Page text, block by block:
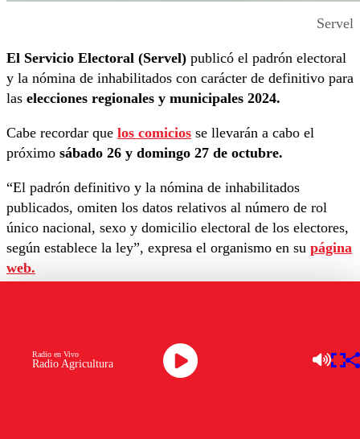
Servel
El Servicio Electoral (Servel) publicó el padrón electoral
y la nómina de inhabilitados con carácter de definitivo para
las elecciones regionales y municipales 2024.
Cabe recordar que los comicios se llevarán a cabo el
próximo sábado 26 y domingo 27 de octubre.
“El padrón definitivo y la nómina de inhabilitados
publicados, omiten los datos relativos al número de rol
único nacional, sexo y domicilio electoral de los electores,
según establece la ley”, expresa el organismo en su página
web.
Total extranjeros habilitados:
Total de mujeres habilitadas en padrón definitivo:
Radio Agricultura
Radio en Vivo